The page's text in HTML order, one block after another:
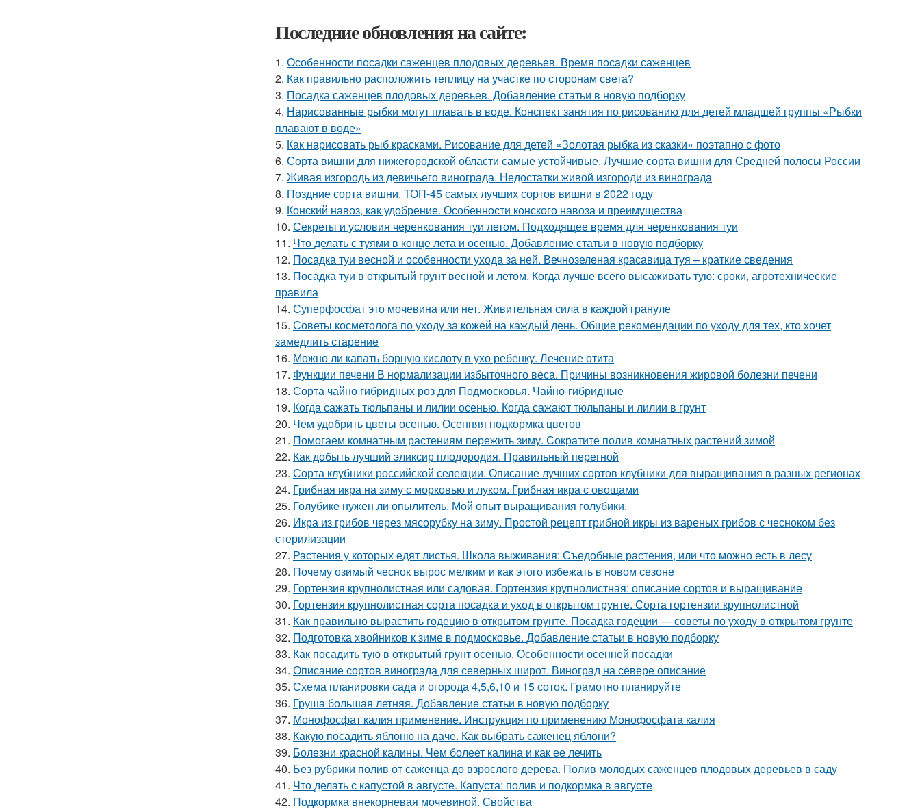
Последние обновления на сайте:
1. Особенности посадки саженцев плодовых деревьев. Время посадки саженцев
2. Как правильно расположить теплицу на участке по сторонам света?
3. Посадка саженцев плодовых деревьев. Добавление статьи в новую подборку
4. Нарисованные рыбки могут плавать в воде. Конспект занятия по рисованию для детей младшей группы «Рыбки
плавают в воде»
5. Как нарисовать рыб красками. Рисование для детей «Золотая рыбка из сказки» поэтапно с фото
6. Сорта вишни для нижегородской области самые устойчивые. Лучшие сорта вишни для Средней полосы России
7. Живая изгородь из девичьего винограда. Недостатки живой изгороди из винограда
8. Поздние сорта вишни. ТОП-45 самых лучших сортов вишни в 2022 году
9. Конский навоз, как удобрение. Особенности конского навоза и преимущества
10. Секреты и условия черенкования туи летом. Подходящее время для черенкования туи
11. Что делать с туями в конце лета и осенью. Добавление статьи в новую подборку
12. Посадка туи весной и особенности ухода за ней. Вечнозеленая красавица туя – краткие сведения
13. Посадка туи в открытый грунт весной и летом. Когда лучше всего высаживать тую: сроки, агротехнические
правила
14. Суперфосфат это мочевина или нет. Живительная сила в каждой грануле
15. Советы косметолога по уходу за кожей на каждый день. Общие рекомендации по уходу для тех, кто хочет
замедлить старение
16. Можно ли капать борную кислоту в ухо ребенку. Лечение отита
17. Функции печени В нормализации избыточного веса. Причины возникновения жировой болезни печени
18. Сорта чайно гибридных роз для Подмосковья. Чайно-гибридные
19. Когда сажать тюльпаны и лилии осенью. Когда сажают тюльпаны и лилии в грунт
20. Чем удобрить цветы осенью. Осенняя подкормка цветов
21. Помогаем комнатным растениям пережить зиму. Сократите полив комнатных растений зимой
22. Как добыть лучший эликсир плодородия. Правильный перегной
23. Сорта клубники российской селекции. Описание лучших сортов клубники для выращивания в разных регионах
24. Грибная икра на зиму с морковью и луком. Грибная икра с овощами
25. Голубике нужен ли опылитель. Мой опыт выращивания голубики.
26. Икра из грибов через мясорубку на зиму. Простой рецепт грибной икры из вареных грибов с чесноком без
стерилизации
27. Растения у которых едят листья. Школа выживания: Съедобные растения, или что можно есть в лесу
28. Почему озимый чеснок вырос мелким и как этого избежать в новом сезоне
29. Гортензия крупнолистная или садовая. Гортензия крупнолистная: описание сортов и выращивание
30. Гортензия крупнолистная сорта посадка и уход в открытом грунте. Сорта гортензии крупнолистной
31. Как правильно вырастить годецию в открытом грунте. Посадка годеции — советы по уходу в открытом грунте
32. Подготовка хвойников к зиме в подмосковье. Добавление статьи в новую подборку
33. Как посадить тую в открытый грунт осенью. Особенности осенней посадки
34. Описание сортов винограда для северных широт. Виноград на севере описание
35. Схема планировки сада и огорода 4,5,6,10 и 15 соток. Грамотно планируйте
36. Груша большая летняя. Добавление статьи в новую подборку
37. Монофосфат калия применение. Инструкция по применению Монофосфата калия
38. Какую посадить яблоню на даче. Как выбрать саженец яблони?
39. Болезни красной калины. Чем болеет калина и как ее лечить
40. Без рубрики полив от саженца до взрослого дерева. Полив молодых саженцев плодовых деревьев в саду
41. Что делать с капустой в августе. Капуста: полив и подкормка в августе
42. Подкормка внекорневая мочевиной. Свойства